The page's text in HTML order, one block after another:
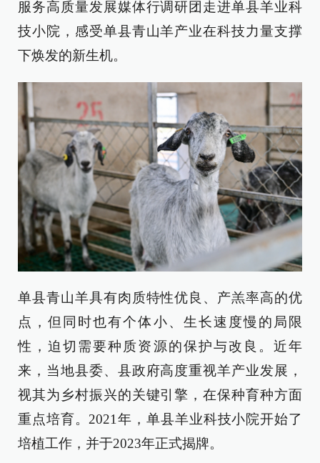
服务高质量发展媒体行调研团走进单县羊业科
技小院，感受单县青山羊产业在科技力量支撑
下焕发的新生机。
单县青山羊具有肉质特性优良、产羔率高的优
点，但同时也有个体小、生长速度慢的局限
性，迫切需要种质资源的保护与改良。近年
来，当地县委、县政府高度重视羊产业发展，
视其为乡村振兴的关键引擎，在保种育种方面
重点培育。2021年，单县羊业科技小院开始了
培植工作，并于2023年正式揭牌。